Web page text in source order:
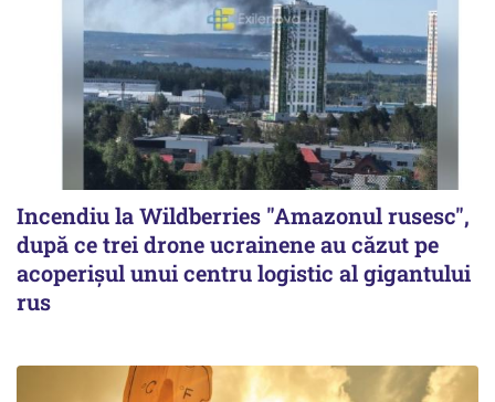
Incendiu la Wildberries "Amazonul rusesc",
după ce trei drone ucrainene au căzut pe
acoperişul unui centru logistic al gigantului
rus